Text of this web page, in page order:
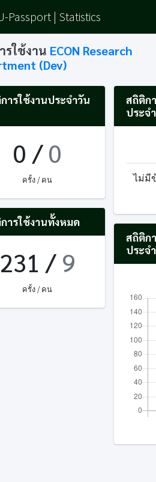
Passport | Statistics
รใช้งาน ECON Research
(Dev)
ารใช้งานประจำวัน
0 /0
ครั้ง / คน
ารใช้งานทั้งหมด
231 / 9
ครั้ง / คน
สถิติก
ประจ
ไม่มี
สถิติก
ประจ